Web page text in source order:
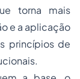
torna mais
e a aplicação
princípios de